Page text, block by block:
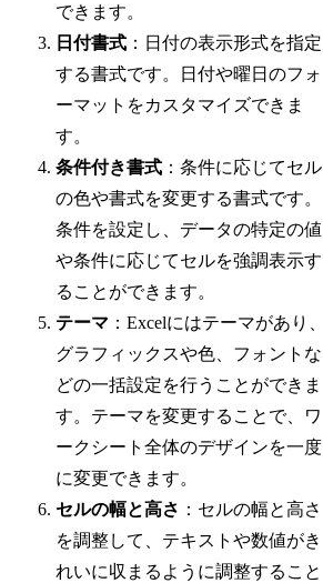
できます。
日付書式 ：日付の表示形式を指定
する書式です。日付や曜日のフォ
ーマットをカスタマイズできま
す。
条件付き書式 ：条件に応じてセル
の色や書式を変更する書式です。
条件を設定し、データの特定の値
や条件に応じてセルを強調表示す
ることができます。
テーマ ：Excelにはテーマがあり、
グラフィックスや色、フォントな
どの一括設定を行うことができま
す。テーマを変更することで、ワ
ークシート全体のデザインを一度
に変更できます。
セルの幅と高さ ：セルの幅と高さ
を調整して、テキストや数値がき
れいに収まるように調整すること